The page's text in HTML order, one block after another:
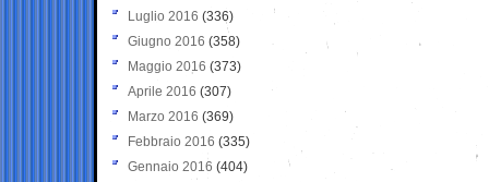
Luglio 2016 (336)
Giugno 2016 (358)
Maggio 2016 (373)
Aprile 2016 (307)
Marzo 2016 (369)
Febbraio 2016 (335)
Gennaio 2016 (404)